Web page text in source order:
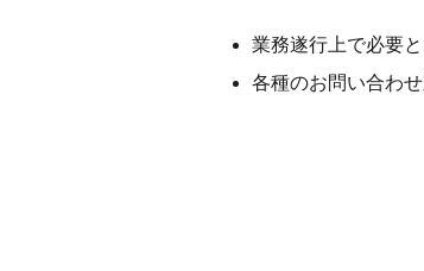
業務遂行上で必要
各種のお問い合わ